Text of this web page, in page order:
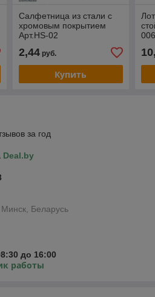
Салфетница из стали с
хромовым покрытием
Арт.HS-02
2,44руб.
Купить
за год
Deal.by
Беларусь
до 16:00
работы